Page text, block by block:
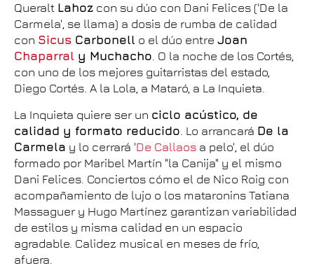
Queralt Lahoz con su dúo con Dani Felices ('De la
Carmela', se llama) a dosis de rumba de calidad
con Sicus Carbonell o el dúo entre Joan
Chaparral y Muchacho. O la noche de los Cortés,
con uno de los mejores guitarristas del estado,
Diego Cortés. A la Lola, a Mataró, a La Inquieta.
La Inquieta quiere ser un ciclo acústico, de
calidad y formato reducido. Lo arrancará De la
Carmela y lo cerrará 'De Callaos a pelo', el dúo
formado por Maribel Martín "la Canija" y el mismo
Dani Felices. Conciertos cómo el de Nico Roig con
acompañamiento de lujo o los mataronins Tatiana
Massaguer y Hugo Martínez garantizan variabilidad
de estilos y misma calidad en un espacio
agradable. Calidez musical en meses de frío,
afuera.